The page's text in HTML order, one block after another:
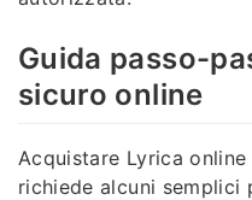
Guida passo-
sicuro online
Acquistare Lyrica
richiede alcuni semplici